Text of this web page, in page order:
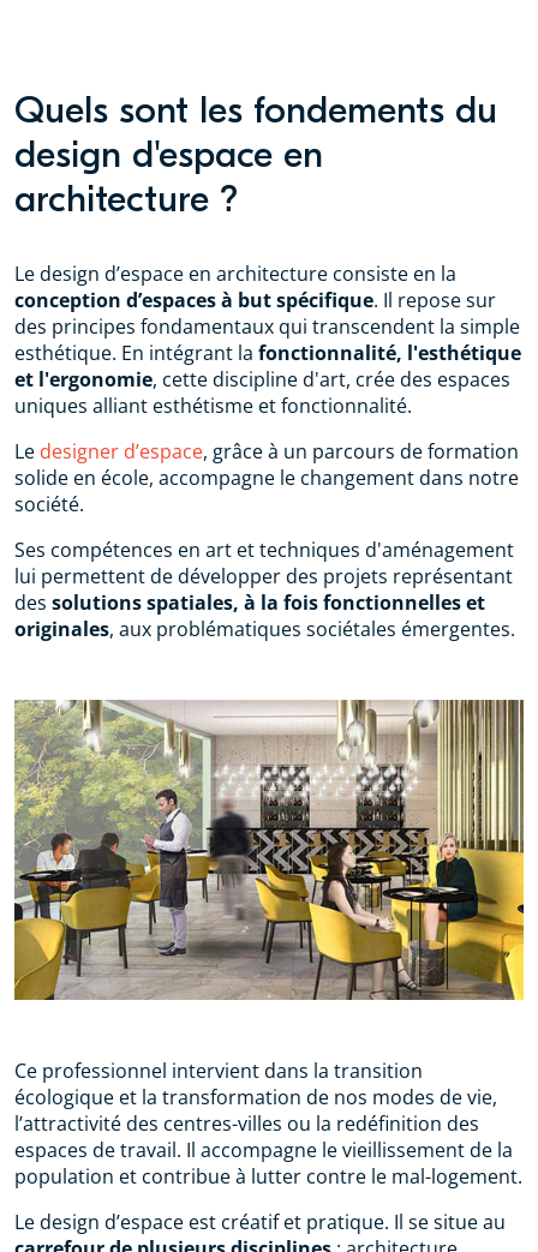
Quels sont les fondements du
design d'espace en
architecture ?
Le design d’espace en architecture consiste en la
conception d’espaces à but spécifique. Il repose sur
des principes fondamentaux qui transcendent la simple
esthétique. En intégrant la fonctionnalité, l'esthétique
et l'ergonomie, cette discipline d'art, crée des espaces
uniques alliant esthétisme et fonctionnalité.
Le designer d’espace, grâce à un parcours de formation
solide en école, accompagne le changement dans notre
société.
Ses compétences en art et techniques d'aménagement
lui permettent de développer des projets représentant
des solutions spatiales, à la fois fonctionnelles et
originales, aux problématiques sociétales émergentes.
Ce professionnel intervient dans la transition
écologique et la transformation de nos modes de vie,
l’attractivité des centres-villes ou la redéfinition des
espaces de travail. Il accompagne le vieillissement de la
population et contribue à lutter contre le mal-logement.
Le design d’espace est créatif et pratique. Il se situe au